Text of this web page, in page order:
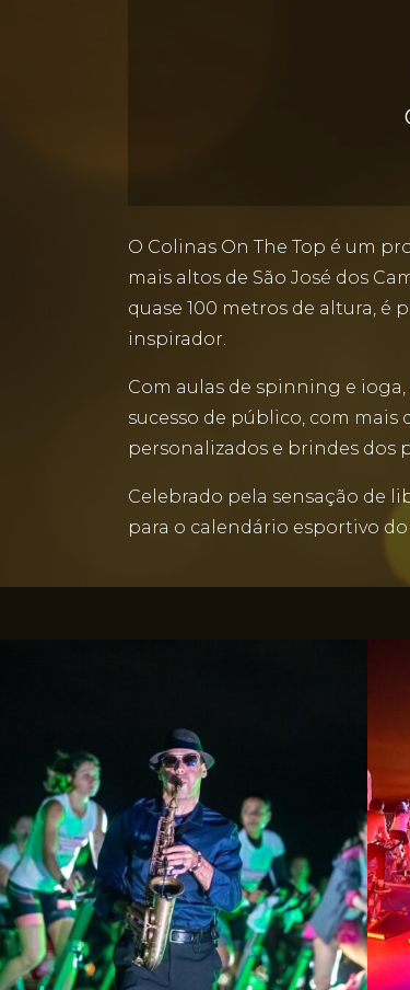
O Colinas On The Top é um
mais altos de São José dos
quase 100 metros de altura, é
inspirador.
Com aulas de spinning e
sucesso de público, com mais
personalizados e brindes dos
Celebrado pela sensação de
para o calendário esportivo